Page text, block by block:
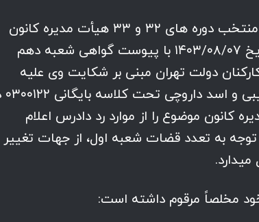
پس از ارجاع پرونده، آقای سید کاظم حسینی عضو منتخب دوره های ۳۲ و ۳۳ هیأت مدیره کانون
وکلای دادگستری مرکز طی مرقومه ای مثبوت به تاریخ ۱۴۰۳/۰۸/۰۷ با پیوست گواهی شعبه دهم
عمومی و انقلاب ناحیه ۲۸ جرایم کارکنان دولت تهران مبنی بر شکایت وی علیه
مستشاران
به انتخابات دوره ۳۲ هیأت مدیره کانون موضوع را از موارد رد دادرس اعلام
توجه به تعدد قضات شعبه اول، از جهات تغییر
مخلصاً مرقوم داشته است: